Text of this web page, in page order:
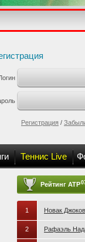
Регистрация /
Теннис Live
Рейтинг ATP
1 Новак
2 Рафаэль